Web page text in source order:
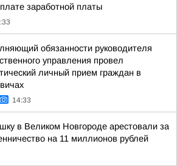
заработной платы
обязанности руководителя
управления провел
личный прием граждан в
14:33
в Великом Новгороде арестовали за
на 11 миллионов рублей